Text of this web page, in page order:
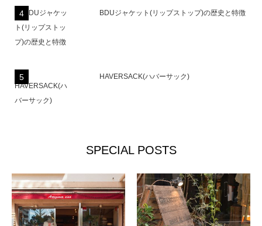
BDUジャケット(リップストップ)の歴史と特徴
HAVERSACK(ハバーサック)
SPECIAL POSTS